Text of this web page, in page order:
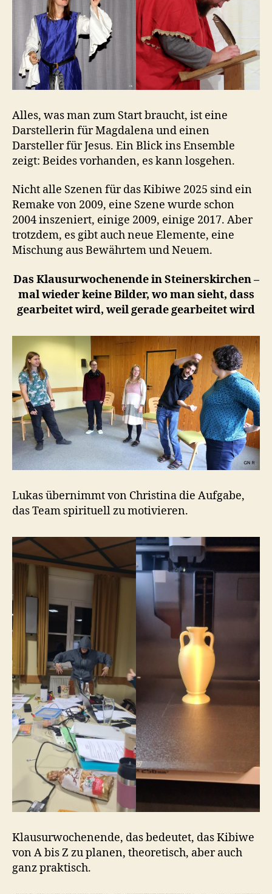
Alles, was man zum Start braucht, ist eine
Darstellerin für Magdalena und einen
Darsteller für Jesus. Ein Blick ins Ensemble
zeigt: Beides vorhanden, es kann losgehen.
Nicht alle Szenen für das Kibiwe 2025 sind ein
Remake von 2009, eine Szene wurde schon
2004 inszeniert, einige 2009, einige 2017. Aber
trotzdem, es gibt auch neue Elemente, eine
Mischung aus Bewährtem und Neuem.
Das Klausurwochenende in Steinerskirchen –
mal wieder keine Bilder, wo man sieht, dass
gearbeitet wird, weil gerade gearbeitet wird
Lukas übernimmt von Christina die Aufgabe,
das Team spirituell zu motivieren.
Klausurwochenende, das bedeutet, das Kibiwe
von A bis Z zu planen, theoretisch, aber auch
ganz praktisch.